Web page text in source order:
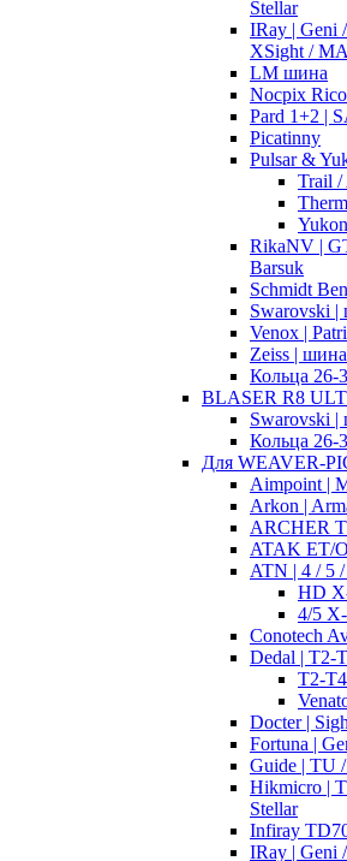
Stellar
IRay | Geni
XSight /
LM шина
Nocpix
Pard 1+2 |
Picatinny
Pulsar &
Trail /
RikaNV |
Barsuk
Schmidt
Swarovski |
Venox |
Zeiss |
Кольца 26-
BLASER R8
Swarovski |
Кольца 26-
Для WEAVER-
Aimpoint |
Arkon |
ARCHER
ATAK ET/
ATN | 4 / 5
HD
4/5
Conotech
Dedal | T2-
T2-
Docter |
Fortuna |
Guide | TU
Hikmicro |
Stellar
Infiray
IRay | Geni